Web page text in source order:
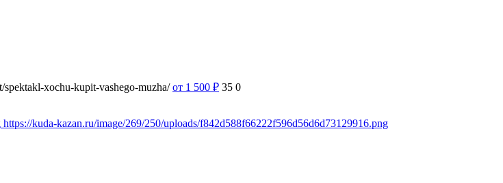
spektakl-xochu-kupit-vashego-muzha/ от 1 500 ₽ 35 0
https://kuda-kazan.ru/image/269/250/uploads/f842d588f66222f596d56d6d73129916.png